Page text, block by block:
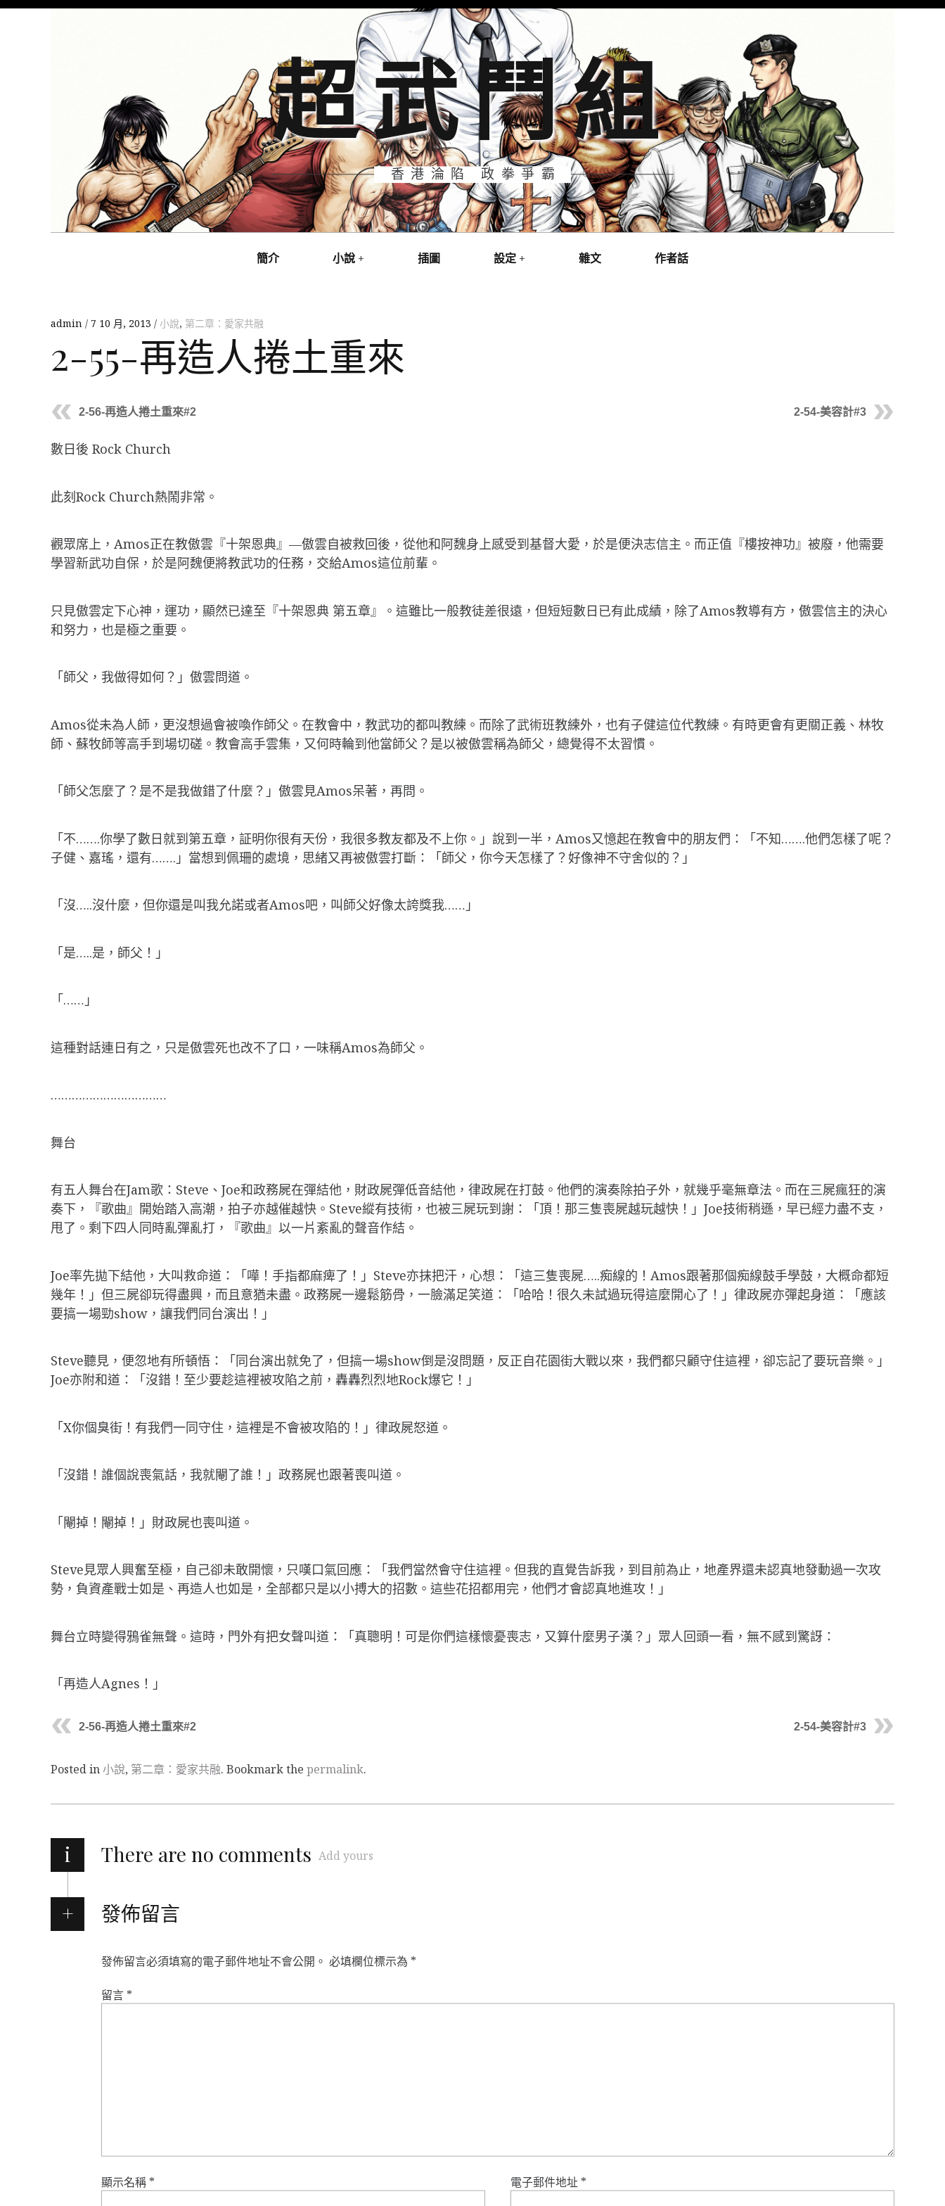
超武鬥組
香港淪陷 政拳爭霸
簡介 小說 插圖 設定 雜文 作者話
admin 7 10 月, 2013 小說, 第二章：愛家共融
2-55-再造人捲土重來
2-56-再造人捲土重來#2 2-54-美容計#3
數日後 Rock Church
此刻Rock Church熱鬧非常。
觀眾席上，Amos正在教傲雲『十架恩典』—傲雲自被救回後，從他和阿魏身上感受到基督大愛，於是便決志信主。而正值『樓按神功』被廢，他需要
學習新武功自保，於是阿魏便將教武功的任務，交給Amos這位前輩。
只見傲雲定下心神，運功，顯然已達至『十架恩典 第五章』。這雖比一般教徒差很遠，但短短數日已有此成績，除了Amos教導有方，傲雲信主的決心
和努力，也是極之重要。
「師父，我做得如何？」傲雲問道。
Amos從未為人師，更沒想過會被喚作師父。在教會中，教武功的都叫教練。而除了武術班教練外，也有子健這位代教練。有時更會有更關正義、林牧
師、蘇牧師等高手到場切磋。教會高手雲集，又何時輪到他當師父？是以被傲雲稱為師父，總覺得不太習慣。
「師父怎麼了？是不是我做錯了什麼？」傲雲見Amos呆著，再問。
「不…….你學了數日就到第五章，証明你很有天份，我很多教友都及不上你。」說到一半，Amos又憶起在教會中的朋友們：「不知…….他們怎樣了呢？
子健、嘉瑤，還有…….」當想到佩珊的處境，思緒又再被傲雲打斷：「師父，你今天怎樣了？好像神不守舍似的？」
「沒…..沒什麼，但你還是叫我允諾或者Amos吧，叫師父好像太誇獎我……」
「是…..是，師父！」
「……」
這種對話連日有之，只是傲雲死也改不了口，一味稱Amos為師父。
……………………………
舞台
有五人舞台在Jam歌：Steve、Joe和政務屍在彈結他，財政屍彈低音結他，律政屍在打鼓。他們的演奏除拍子外，就幾乎毫無章法。而在三屍瘋狂的演
奏下，『歌曲』開始踏入高潮，拍子亦越催越快。Steve縱有技術，也被三屍玩到謝：「頂！那三隻喪屍越玩越快！」Joe技術稍遜，早已經力盡不支，
甩了。剩下四人同時亂彈亂打，『歌曲』以一片紊亂的聲音作結。
Joe率先拋下結他，大叫救命道：「嘩！手指都麻痺了！」Steve亦抹把汗，心想：「這三隻喪屍…..痴線的！Amos跟著那個痴線鼓手學鼓，大概命都短
幾年！」但三屍卻玩得盡興，而且意猶未盡。政務屍一邊鬆筋骨，一臉滿足笑道：「哈哈！很久未試過玩得這麼開心了！」律政屍亦彈起身道：「應該
要搞一場勁show，讓我們同台演出！」
Steve聽見，便忽地有所頓悟：「同台演出就免了，但搞一場show倒是沒問題，反正自花園街大戰以來，我們都只顧守住這裡，卻忘記了要玩音樂。」
Joe亦附和道：「沒錯！至少要趁這裡被攻陷之前，轟轟烈烈地Rock爆它！」
「X你個臭街！有我們一同守住，這裡是不會被攻陷的！」律政屍怒道。
「沒錯！誰個說喪氣話，我就閹了誰！」政務屍也跟著喪叫道。
「閹掉！閹掉！」財政屍也喪叫道。
Steve見眾人興奮至極，自己卻未敢開懷，只嘆口氣回應：「我們當然會守住這裡。但我的直覺告訴我，到目前為止，地產界還未認真地發動過一次攻
勢，負資產戰士如是、再造人也如是，全部都只是以小搏大的招數。這些花招都用完，他們才會認真地進攻！」
舞台立時變得鴉雀無聲。這時，門外有把女聲叫道：「真聰明！可是你們這樣懷憂喪志，又算什麼男子漢？」眾人回頭一看，無不感到驚訝：
「再造人Agnes！」
2-56-再造人捲土重來#2 2-54-美容計#3
Posted in小說, 第二章：愛家共融. Bookmark the permalink.
i There are no comments Add yours
發佈留言
發佈留言必須填寫的電子郵件地址不會公開。 必填欄位標示為 *
留言 *
顯示名稱 * 電子郵件地址 *